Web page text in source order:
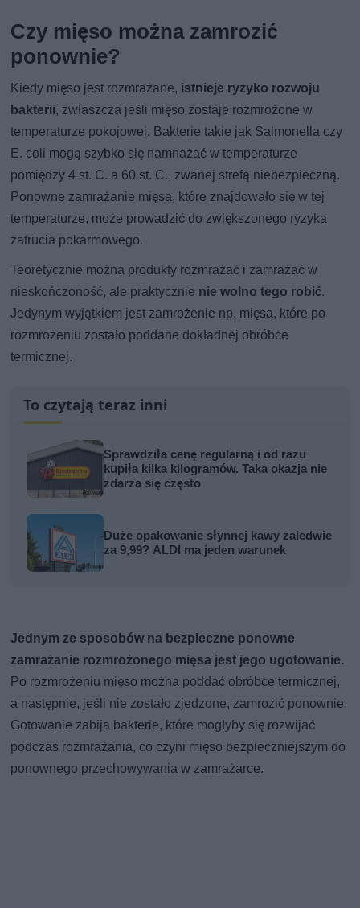
Czy mięso można zamrozić
ponownie?
Kiedy mięso jest rozmrażane, istnieje ryzyko rozwoju
bakterii, zwłaszcza jeśli mięso zostaje rozmrożone w
temperaturze pokojowej. Bakterie takie jak Salmonella czy
E. coli mogą szybko się namnażać w temperaturze
pomiędzy 4 st. C. a 60 st. C., zwanej strefą niebezpieczną.
Ponowne zamrażanie mięsa, które znajdowało się w tej
temperaturze, może prowadzić do zwiększonego ryzyka
zatrucia pokarmowego.
Teoretycznie można produkty rozmrażać i zamrażać w
nieskończoność, ale praktycznie nie wolno tego robić.
Jedynym wyjątkiem jest zamrożenie np. mięsa, które po
rozmrożeniu zostało poddane dokładnej obróbce
termicznej.
To czytają teraz inni
Sprawdziła cenę regularną i od razu
kupiła kilka kilogramów. Taka okazja nie
zdarza się często
Duże opakowanie słynnej kawy zaledwie
za 9,99? ALDI ma jeden warunek
Jednym ze sposobów na bezpieczne ponowne
zamrażanie rozmrożonego mięsa jest jego ugotowanie.
Po rozmrożeniu mięso można poddać obróbce termicznej,
a następnie, jeśli nie zostało zjedzone, zamrozić ponownie.
Gotowanie zabija bakterie, które mogłyby się rozwijać
podczas rozmrażania, co czyni mięso bezpieczniejszym do
ponownego przechowywania w zamrażarce.